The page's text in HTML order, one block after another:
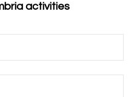
activities